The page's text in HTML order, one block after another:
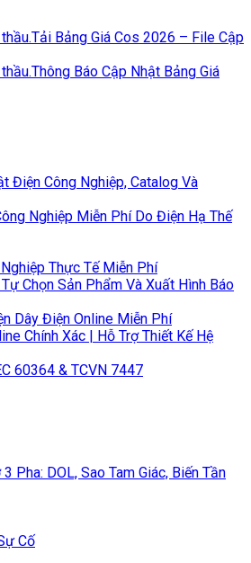
Tải Bảng Giá Cos 2026 – File Cập
Thông Báo Cập Nhật Bảng Giá
Điện Công Nghiệp, Catalog Và
Nghiệp Miễn Phí Do Điện Hạ Thế
Thực Tế Miễn Phí
Chọn Sản Phẩm Và Xuất Hình Báo
Dây Điện Online Miễn Phí
Chính Xác | Hỗ Trợ Thiết Kế Hệ
60364 & TCVN 7447
Pha: DOL, Sao Tam Giác, Biến Tần
Cố